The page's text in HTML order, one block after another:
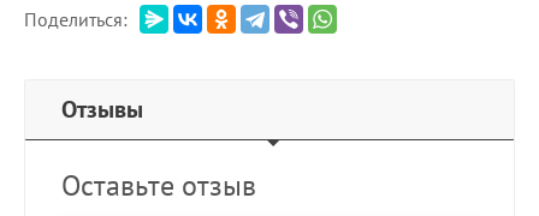
Поделиться:
Отзывы
Оставьте отзыв